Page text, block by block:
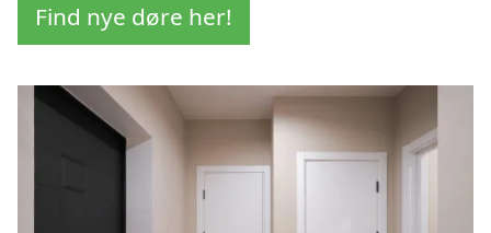
Find nye døre her!